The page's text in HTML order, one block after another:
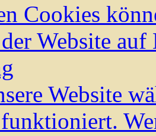
Cookies
Website auf
Website